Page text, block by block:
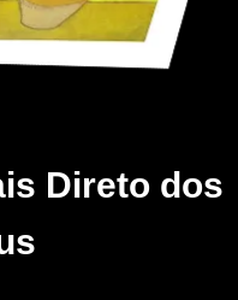
Direto dos